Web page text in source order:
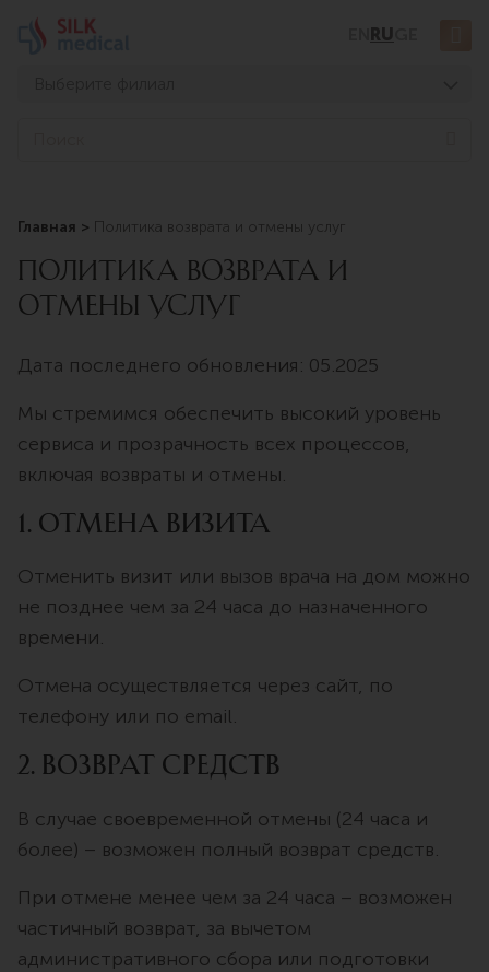
Тбилиси, Мосашвили
Батуми, Асатиани
Батуми, Горгасали
RU
Главная Политика возврата и отмены услуг
ПОЛИТИКА ВОЗВРАТА И
ОТМЕНЫ УСЛУГ
Дата последнего обновления: 05.2025
Мы стремимся обеспечить высокий уровень
сервиса и прозрачность всех процессов,
включая возвраты и отмены.
1. Отмена визита
Отменить визит или вызов врача на дом можно
не позднее чем за 24 часа до назначенного
времени.
Отмена осуществляется через сайт, по
телефону или по email.
2. Возврат средств
В случае своевременной отмены (24 часа и
более) – возможен полный возврат средств.
При отмене менее чем за 24 часа – возможен
частичный возврат, за вычетом
административного сбора или подготовки